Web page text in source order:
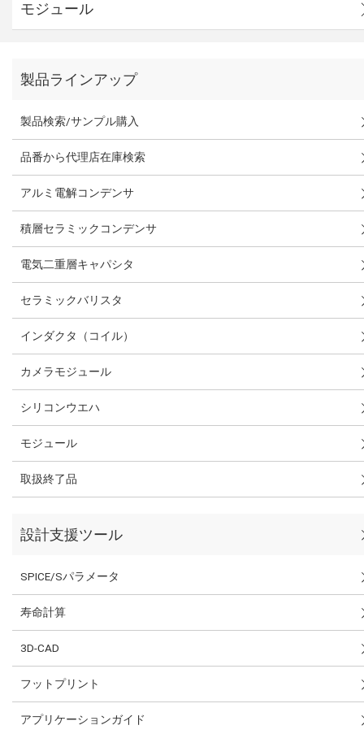
モジュール
製品ラインアップ
製品検索/サンプル購入
品番から代理店在庫検索
アルミ電解コンデンサ
積層セラミックコンデンサ
電気二重層キャパシタ
セラミックバリスタ
インダクタ（コイル）
カメラモジュール
シリコンウエハ
モジュール
取扱終了品
設計支援ツール
SPICE/Sパラメータ
寿命計算
3D-CAD
フットプリント
アプリケーションガイド